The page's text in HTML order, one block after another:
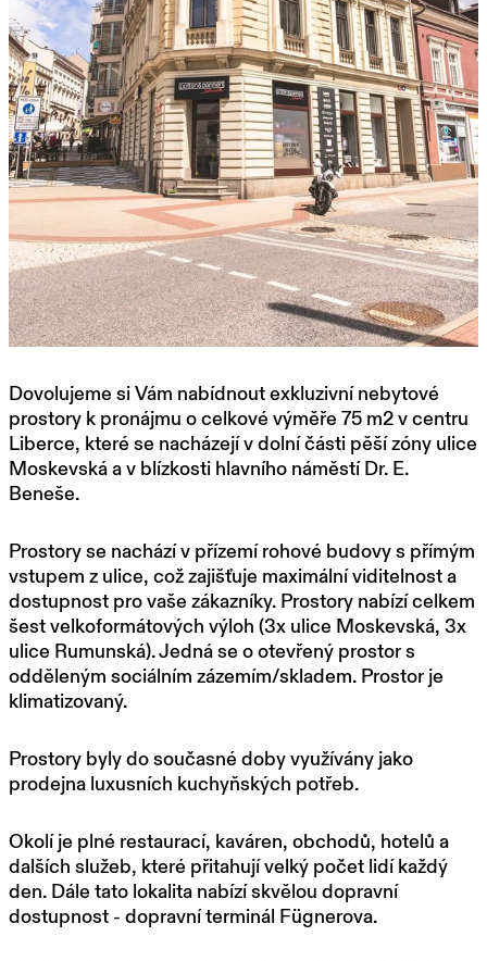
Dovolujeme si Vám nabídnout exkluzivní nebytové
prostory k pronájmu o celkové výměře 75 m2 v centru
Liberce, které se nacházejí v dolní části pěší zóny ulice
Moskevská a v blízkosti hlavního náměstí Dr. E.
Beneše.
Prostory se nachází v přízemí rohové budovy s přímým
vstupem z ulice, což zajišťuje maximální viditelnost a
dostupnost pro vaše zákazníky. Prostory nabízí celkem
šest velkoformátových výloh (3x ulice Moskevská, 3x
ulice Rumunská). Jedná se o otevřený prostor s
odděleným sociálním zázemím/skladem. Prostor je
klimatizovaný.
Prostory byly do současné doby využívány jako
prodejna luxusních kuchyňských potřeb.
Okolí je plné restaurací, kaváren, obchodů, hotelů a
dalších služeb, které přitahují velký počet lidí každý
den. Dále tato lokalita nabízí skvělou dopravní
dostupnost - dopravní terminál Fügnerova.